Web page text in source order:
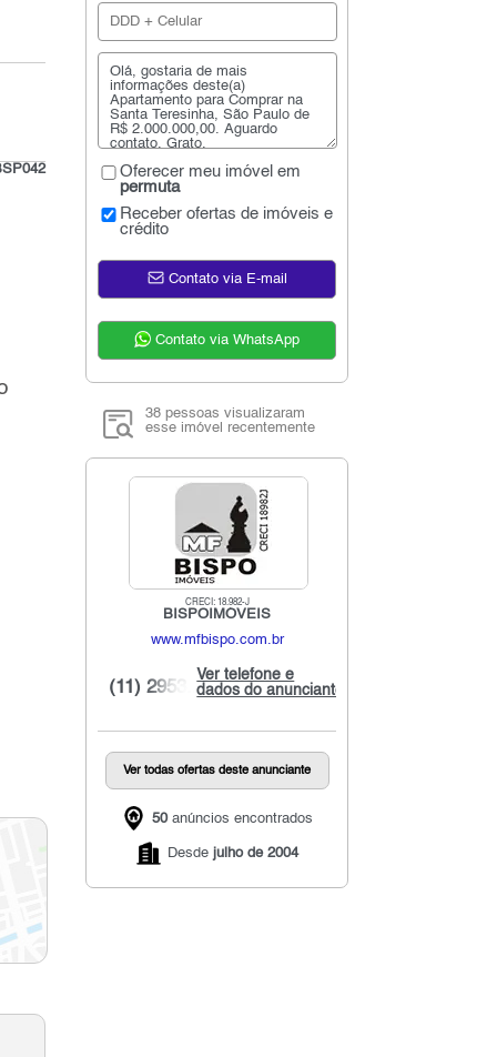
Oferecer meu imóvel em
permuta
Receber ofertas de imóveis e
crédito
Contato via E-mail
Contato via WhatsApp
38 pessoas visualizaram
esse imóvel recentemente
CRECI: 18.982-J
BISPOIMÓVEIS
www.mfbispo.com.br
Ver telefone e
dados do anunciante
(11) 2953...
Ver todas ofertas deste anunciante
50anúncios encontrados
Desde julho de 2004